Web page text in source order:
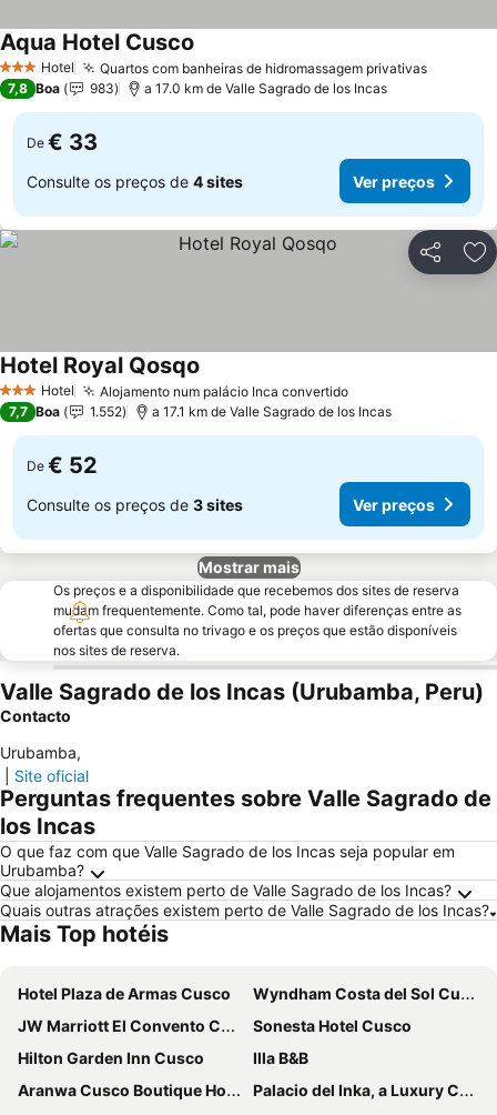
3 EstrelasHotel Quartos com banheiras de hidromassagem privativas
Aqua Hotel Cusco
7,8 Boa 983 a 17.0 km de Valle Sagrado de los Incas
De € 33
Consulte os preços de 4 sites Ver preços
Partilhar
3 EstrelasHotel Alojamento num palácio Inca convertido
Hotel Royal Qosqo
7,7 Boa 1.552 a 17.1 km de Valle Sagrado de los Incas
De € 52
Consulte os preços de 3 sites Ver preços
Mostrar mais
Os preços e a disponibilidade que recebemos dos sites de reserva
mudam frequentemente. Como tal, pode haver diferenças entre as
ofertas que consulta no trivago e os preços que estão disponíveis
nos sites de reserva.
Valle Sagrado de los Incas (Urubamba, Peru)
Contacto
Urubamba,
Site oficial
Perguntas frequentes sobre Valle Sagrado de
los Incas
O que faz com que Valle Sagrado de los Incas seja popular em
Urubamba?
Que alojamentos existem perto de Valle Sagrado de los Incas?
Quais outras atrações existem perto de Valle Sagrado de los Incas?
Mais Top hotéis
Hotel Plaza de Armas Cusco
Wyndham Costa del Sol Cusco
JW Marriott El Convento Cusco
Sonesta Hotel Cusco
Hilton Garden Inn Cusco
Illa B&B
Aranwa Cusco Boutique Hotel
Palacio del Inka, a Luxury Collection Hotel, Cusco